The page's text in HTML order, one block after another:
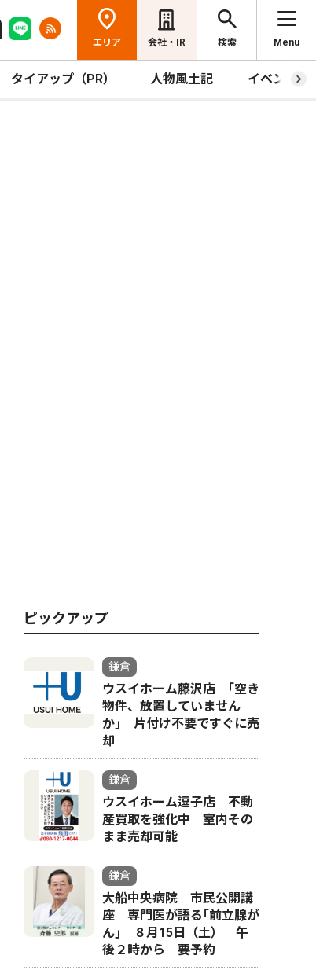
エリア 会社・IR 検索 Menu
タイアップ（PR） 人物風土記 イベント
ピックアップ
鎌倉
ウスイホーム藤沢店 ｢空き
物件、放置していません
か｣ 片付け不要ですぐに売
却
鎌倉
ウスイホーム逗子店 不動
産買取を強化中 室内その
まま売却可能
鎌倉
大船中央病院 市民公開講
座 専門医が語る｢前立腺が
ん｣ ８月15日（土） 午
後２時から 要予約